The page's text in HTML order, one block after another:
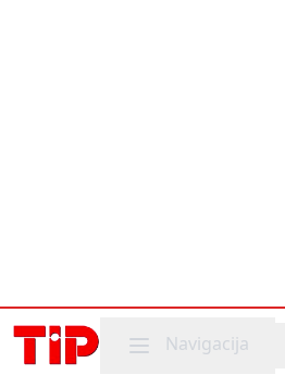
Mobile menu
Navigacija